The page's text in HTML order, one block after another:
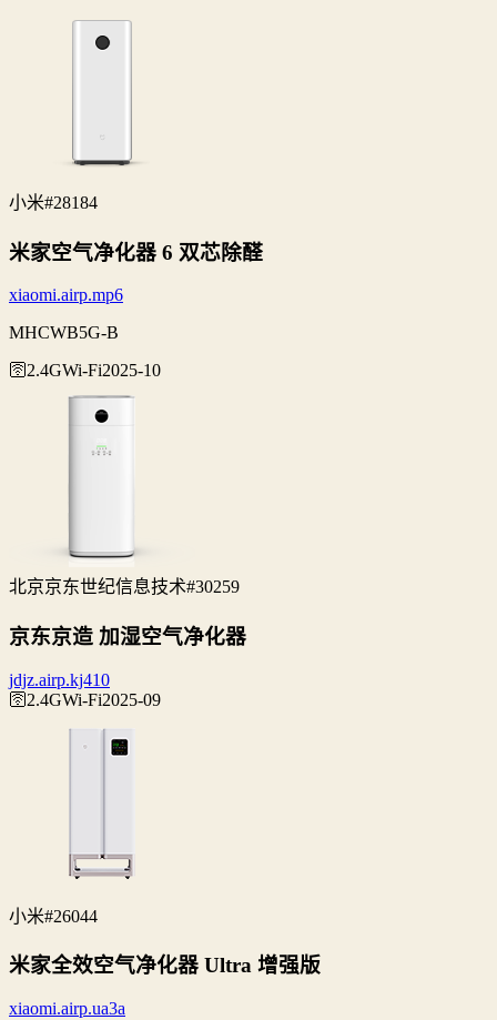
小米#28184
米家空气净化器 6 双芯除醛
xiaomi.airp.mp6
MHCWB5G-B
🛜2.4GWi‑Fi2025-10
北京京东世纪信息技术#30259
京东京造 加湿空气净化器
jdjz.airp.kj410
🛜2.4GWi‑Fi2025-09
小米#26044
米家全效空气净化器 Ultra 增强版
xiaomi.airp.ua3a